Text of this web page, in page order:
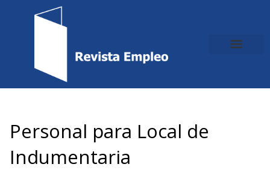
Personal para Local de
Indumentaria